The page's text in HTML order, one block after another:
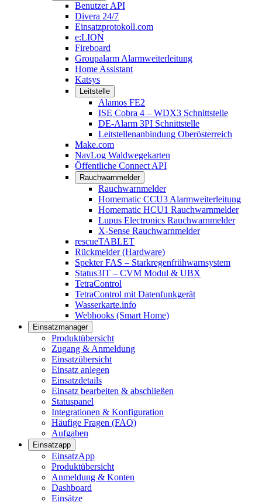
Benutzer API
Divera 24/7
Einsatzprotokoll.com
e:LION
Fireboard
Groupalarm Alarmweiterleitung
Home Assistant
Katsys
Leitstelle
Alamos FE2
ISE Cobra 4 – WDX3 Schnittstelle
DE-Alarm 3PI Schnittstelle
Leitstellenanbindung Oberösterreich
Make.com
NavLog Waldwegekarten
Öffentliche Connect API
Rauchwarnmelder
Rauchwarnmelder
Homematic CCU3 Alarmweiterleitung
Homematic HCU1 Rauchwarnmelder
Lupus Electronics Rauchwarnmelder
X-Sense Rauchwarnmelder
rescueTABLET
Rückmelder (Hardware)
Spekter FAS – Starkregenfrühwarnsystem
Status3IT – CVM Modul & UBX
TetraControl
TetraControl mit Datenfunkgerät
Wasserkarte.info
Webhooks (Smart Home)
Einsatzmanager
Produktübersicht
Zugang & Anmeldung
Einsatzübersicht
Einsatz anlegen
Einsatzdetails
Einsatz bearbeiten & abschließen
Statuspanel
Integrationen & Konfiguration
Häufige Fragen (FAQ)
Aufgaben
Einsatzapp
EinsatzApp
Produktübersicht
Anmeldung & Konten
Dashboard
Einsätze